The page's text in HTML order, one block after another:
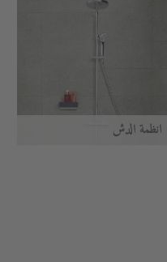
أنظمة الدُش